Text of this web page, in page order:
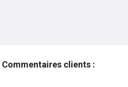
Commentaires clients :